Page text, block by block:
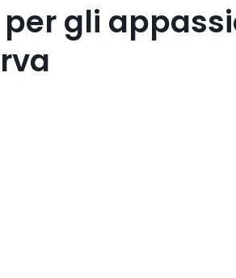
per gli